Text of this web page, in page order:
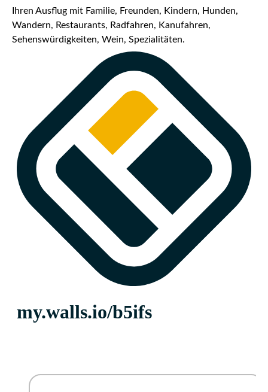
Ihren Ausflug mit Familie, Freunden, Kindern, Hunden,
Wandern, Restaurants, Radfahren, Kanufahren,
Sehenswürdigkeiten, Wein, Spezialitäten.